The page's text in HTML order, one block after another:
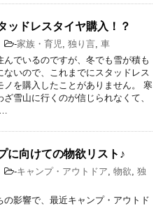
ッドレスタイヤ購入！？
-家族・育児 独り言 車
んでいるのですが、冬でも雪が積も
ないので、これまでにスタッドレス
ノを購入したことがありません。 寒
ざ雪山に行くのが信じられなくて、
に向けての物欲リスト♪
-キャンプ・アウトドア 物欲 独
の影響で、最近キャンプ・アウトド